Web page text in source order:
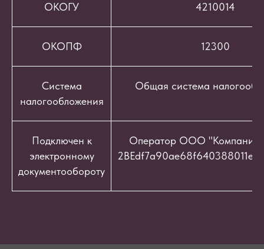
ОКОГУ 4210014
ОКОПФ 12300
Система
налогообложения
Общая система
Подключен к
электронному
документообороту
Оператор ООО "Компания